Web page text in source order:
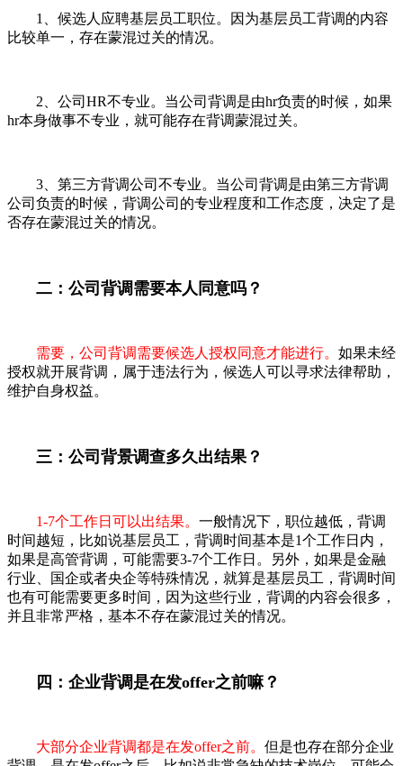
1、候选人应聘基层员工职位。因为基层员工背调的内容
比较单一，存在蒙混过关的情况。
2、公司HR不专业。当公司背调是由hr负责的时候，如果
hr本身做事不专业，就可能存在背调蒙混过关。
3、第三方背调公司不专业。当公司背调是由第三方背调
公司负责的时候，背调公司的专业程度和工作态度，决定了是
否存在蒙混过关的情况。
二：公司背调需要本人同意吗？
需要，公司背调需要候选人授权同意才能进行。 如果未经
授权就开展背调，属于违法行为，候选人可以寻求法律帮助，
维护自身权益。
三：公司背景调查多久出结果？
1-7个工作日可以出结果。 一般情况下，职位越低，背调
时间越短，比如说基层员工，背调时间基本是1个工作日内，
如果是高管背调，可能需要3-7个工作日。另外，如果是金融
行业、国企或者央企等特殊情况，就算是基层员工，背调时间
也有可能需要更多时间，因为这些行业，背调的内容会很多，
并且非常严格，基本不存在蒙混过关的情况。
四：企业背调是在发offer之前嘛？
大部分企业背调都是在发offer之前。 但是也存在部分企业